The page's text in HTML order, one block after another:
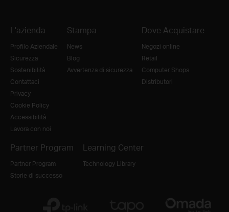
L'azienda
Profilo Aziendale
Sicurezza
Sostenibilità
Contattaci
Privacy
Cookie Policy
Accessibilità
Lavora con noi
Stampa
News
Blog
Avvertenza di sicurezza
Dove Acquistare
Negozi online
Retail
Computer Shops
Distributori
Partner Program
Partner Program
Storie di successo
Learning Center
Technology Library